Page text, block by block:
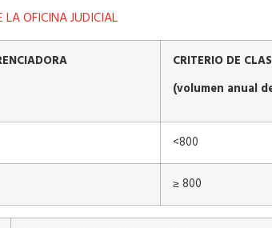
OFICINA JUDICIAL
CRITERIO DE
(volumen anual
<800
≥ 800